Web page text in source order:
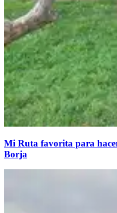
Mi Ruta favorita para
Borja